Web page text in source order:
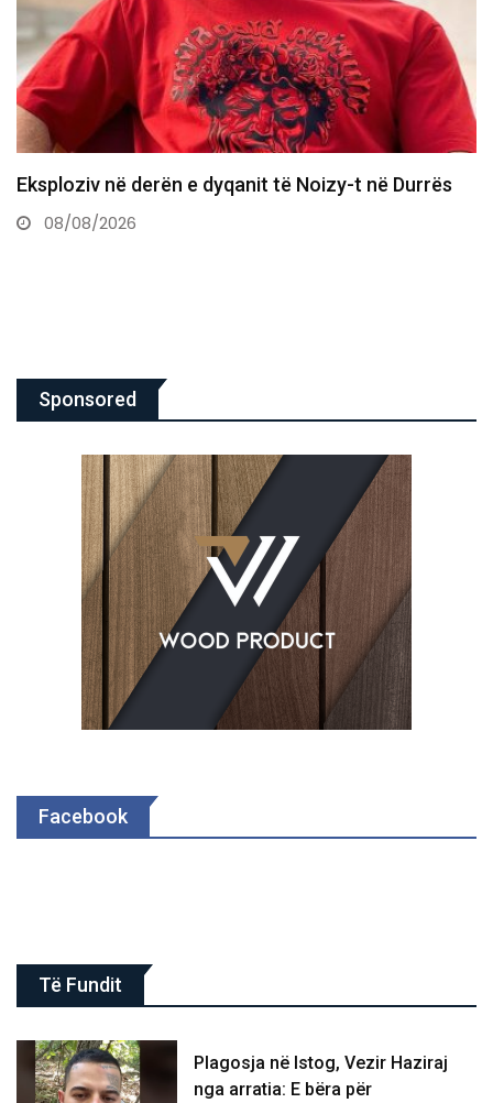
“Më shkatërruan emocionalisht”, aktorja flet për
skandalin e fotove intime
Sponsored
Facebook
Të Fundit
Plagosja në Istog, Vezir Haziraj
nga arratia: E bëra për